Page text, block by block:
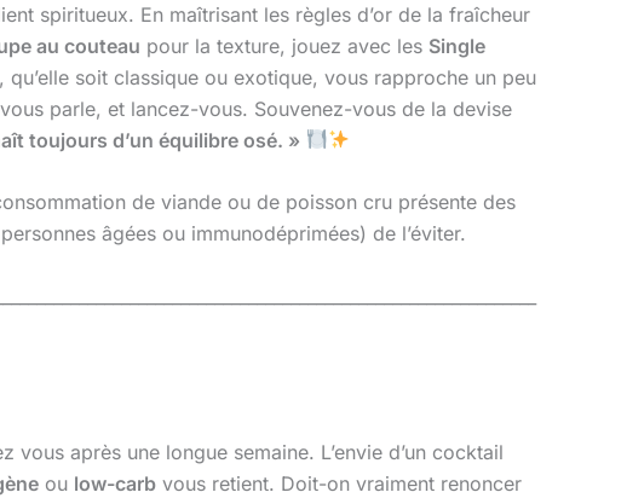
spiritueux. En maîtrisant les règles d’or de la fraîcheur
au couteau pour la texture, jouez avec les Single
soit classique ou exotique, vous rapproche un peu
parle, et lancez-vous. Souvenez-vous de la devise
toujours d’un équilibre osé. »
de viande ou de poisson cru présente des
âgées ou immunodéprimées) de l’éviter.
après une longue semaine. L’envie d’un cocktail
ou low-carb vous retient. Doit-on vraiment renoncer